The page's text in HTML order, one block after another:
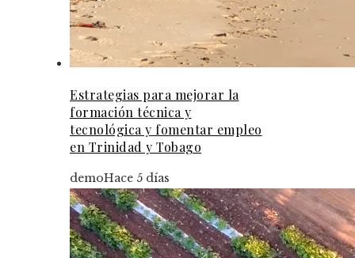
Estrategias para mejorar la
formación técnica y
tecnológica y fomentar empleo
en Trinidad y Tobago
demoHace 5 días